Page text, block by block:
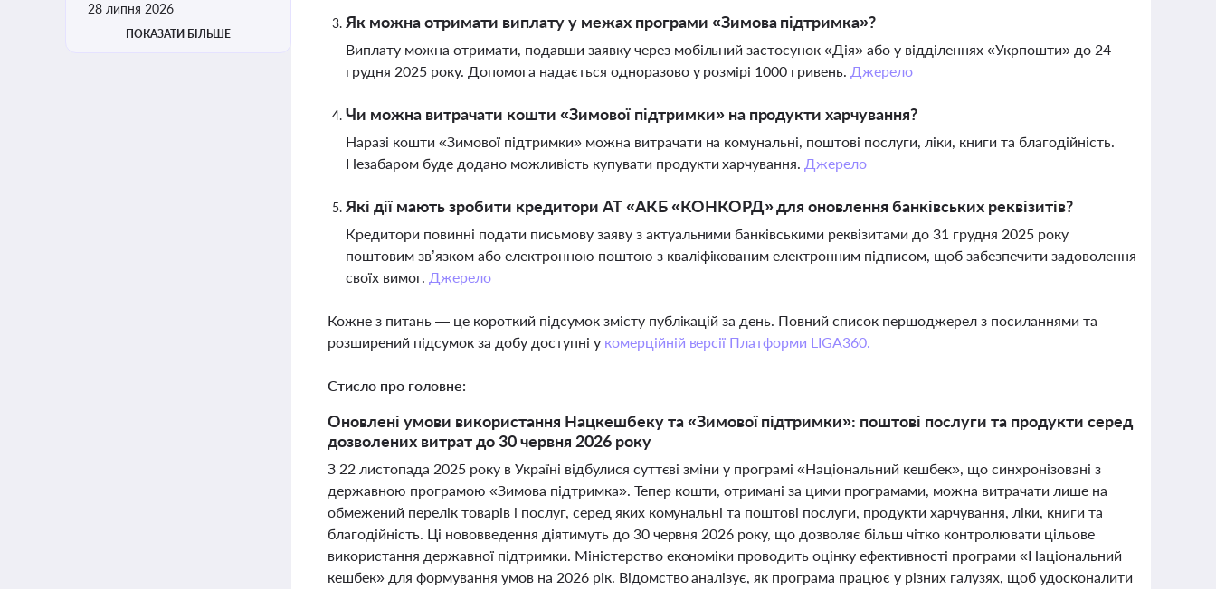
28 липня 2026
ПОКАЗАТИ БІЛЬШЕ
Як можна отримати виплату у межах програми «Зимова підтримка»?
Виплату можна отримати, подавши заявку через мобільний застосунок «Дія» або у відділеннях «Укрпошти» до 24
грудня 2025 року. Допомога надається одноразово у розмірі 1000 гривень. Джерело
Чи можна витрачати кошти «Зимової підтримки» на продукти харчування?
Наразі кошти «Зимової підтримки» можна витрачати на комунальні, поштові послуги, ліки, книги та благодійність.
Незабаром буде додано можливість купувати продукти харчування. Джерело
Які дії мають зробити кредитори АТ «АКБ «КОНКОРД» для оновлення банківських реквізитів?
Кредитори повинні подати письмову заяву з актуальними банківськими реквізитами до 31 грудня 2025 року
поштовим зв’язком або електронною поштою з кваліфікованим електронним підписом, щоб забезпечити задоволення
своїх вимог. Джерело
Кожне з питань — це короткий підсумок змісту публікацій за день. Повний список першоджерел з посиланнями та
розширений підсумок за добу доступні у комерційній версії Платформи LIGA360.
Стисло про головне:
Оновлені умови використання Нацкешбеку та «Зимової підтримки»: поштові послуги та продукти серед
дозволених витрат до 30 червня 2026 року
З 22 листопада 2025 року в Україні відбулися суттєві зміни у програмі «Національний кешбек», що синхронізовані з
державною програмою «Зимова підтримка». Тепер кошти, отримані за цими програмами, можна витрачати лише на
обмежений перелік товарів і послуг, серед яких комунальні та поштові послуги, продукти харчування, ліки, книги та
благодійність. Ці нововведення діятимуть до 30 червня 2026 року, що дозволяє більш чітко контролювати цільове
використання державної підтримки. Міністерство економіки проводить оцінку ефективності програми «Національний
кешбек» для формування умов на 2026 рік. Відомство аналізує, як програма працює у різних галузях, щоб удосконалити